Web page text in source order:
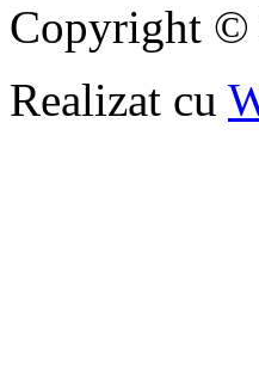
Copyright ©
Realizat cu